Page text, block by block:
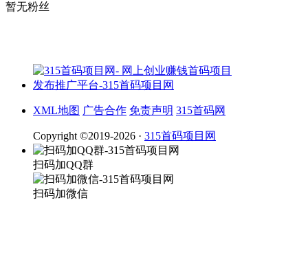
暂无粉丝
XML地图 广告合作 免责声明 315首码网
Copyright ©2019-2026 · 315首码项目网
扫码加QQ群
扫码加微信